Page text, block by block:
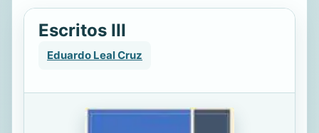
Escritos III
Eduardo Leal Cruz